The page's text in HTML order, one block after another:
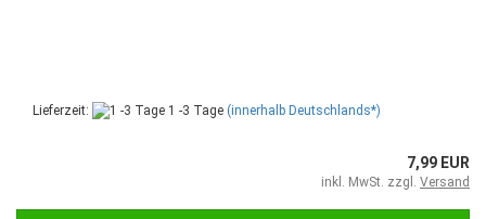
Lieferzeit: 1 -3 Tage (innerhalb Deutschlands*)
7,99 EUR
inkl. MwSt. zzgl. Versand